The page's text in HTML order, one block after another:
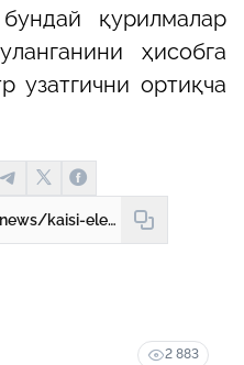
қурилмалар
ҳисобга
узатгични ортиқча
https://hudud24.uz/news/kaisi-elektr-zhikhozlarini-tarmokdan-uzish-kerak-kaisilarini-esa-iuk
2 883